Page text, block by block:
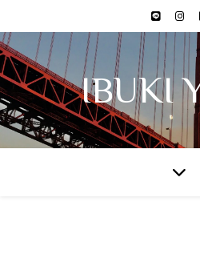
IBUKI